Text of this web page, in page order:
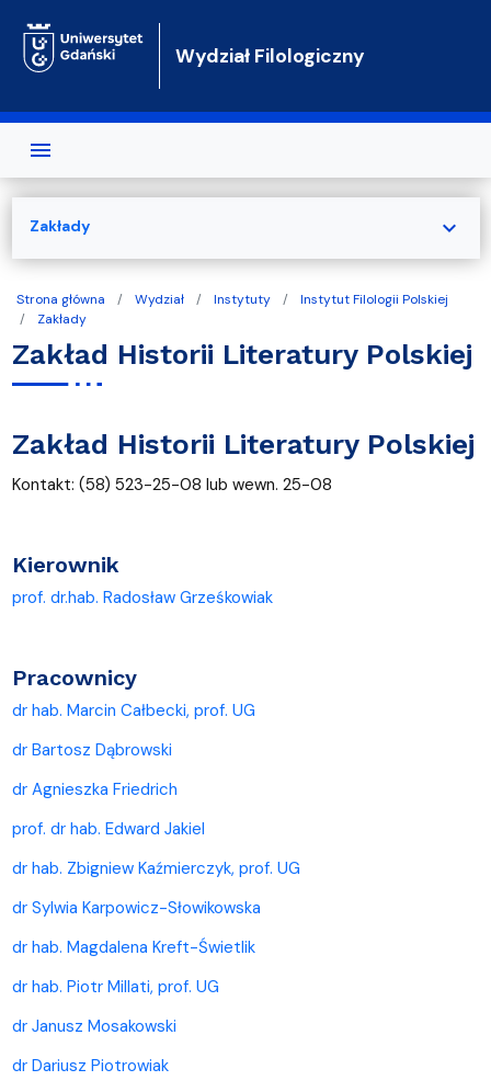
Wydział Filologiczny
Strona główna Wydział Instytuty
Instytut Filologii Polskiej
Zakłady
Zakład Historii Literatury Polskiej
Zakład Historii Literatury Polskiej
Kontakt: (58) 523-25-08 lub wewn. 25-08
Kierownik
prof. dr.hab. Radosław Grześkowiak
Pracownicy
dr hab. Marcin Całbecki, prof. UG
dr Bartosz Dąbrowski
dr Agnieszka Friedrich
prof. dr hab. Edward Jakiel
dr hab. Zbigniew Kaźmierczyk, prof. UG
dr Sylwia Karpowicz-Słowikowska
dr hab. Magdalena Kreft-Świetlik
dr hab. Piotr Millati, prof. UG
dr Janusz Mosakowski
dr Dariusz Piotrowiak
Zakłady expand_more